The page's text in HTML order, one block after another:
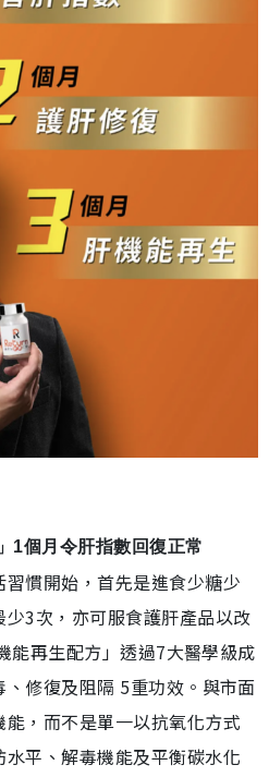
1個月令肝指數回復正常
慣開始，首先是進食少糖少
3次，亦可服食護肝產品以改
再生配方」透過7大醫學級成
修復及阻隔 5重功效。與市面
，而不是單一以抗氧化方式
平、解毒機能及平衡碳水化